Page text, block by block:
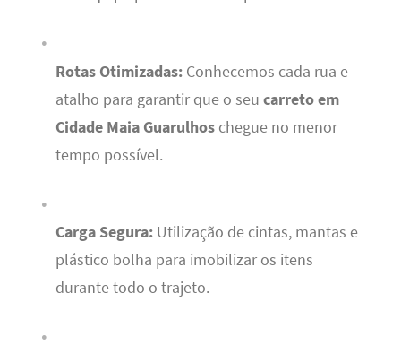
Rotas Otimizadas:Conhecemos cada rua e
atalho para garantir que o seu carreto em
Cidade Maia Guarulhoschegue no menor
tempo possível.
Carga Segura:Utilização de cintas, mantas e
plástico bolha para imobilizar os itens
durante todo o trajeto.